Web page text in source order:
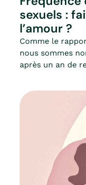
sexuels :
l’amour ?
Comme le
nous sommes
après un an de
Pour autant,
passion des
mais c’est
nouvelle
consciente et
de rythme. Mia